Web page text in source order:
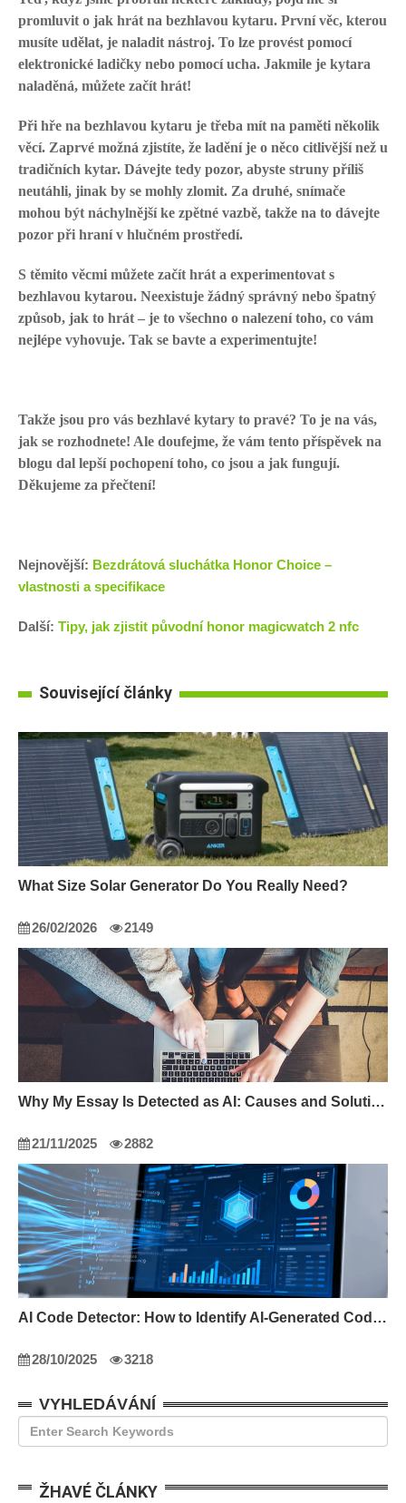
promluvit o jak hrát na bezhlavou kytaru. První věc, kterou
musíte udělat, je naladit nástroj. To lze provést pomocí
elektronické ladičky nebo pomocí ucha. Jakmile je kytara
naladěná, můžete začít hrát!
Při hře na bezhlavou kytaru je třeba mít na paměti několik
věcí. Zaprvé možná zjistíte, že ladění je o něco citlivější než u
tradičních kytar. Dávejte tedy pozor, abyste struny příliš
neutáhli, jinak by se mohly zlomit. Za druhé, snímače
mohou být náchylnější ke zpětné vazbě, takže na to dávejte
pozor při hraní v hlučném prostředí.
S těmito věcmi můžete začít hrát a experimentovat s
bezhlavou kytarou. Neexistuje žádný správný nebo špatný
způsob, jak to hrát – je to všechno o nalezení toho, co vám
nejlépe vyhovuje. Tak se bavte a experimentujte!
Takže jsou pro vás bezhlavé kytary to pravé? To je na vás,
jak se rozhodnete! Ale doufejme, že vám tento příspěvek na
blogu dal lepší pochopení toho, co jsou a jak fungují.
Děkujeme za přečtení!
Nejnovější: Bezdrátová sluchátka Honor Choice –
vlastnosti a specifikace
Další: Tipy, jak zjistit původní honor magicwatch 2 nfc
Související články
What Size Solar Generator Do You Really Need?
26/02/2026 2149
Why My Essay Is Detected as AI: Causes and Solutions
21/11/2025 2882
AI Code Detector: How to Identify AI-Generated Code in 2024
28/10/2025 3218
VYHLEDÁVÁNÍ
ŽHAVÉ ČLÁNKY